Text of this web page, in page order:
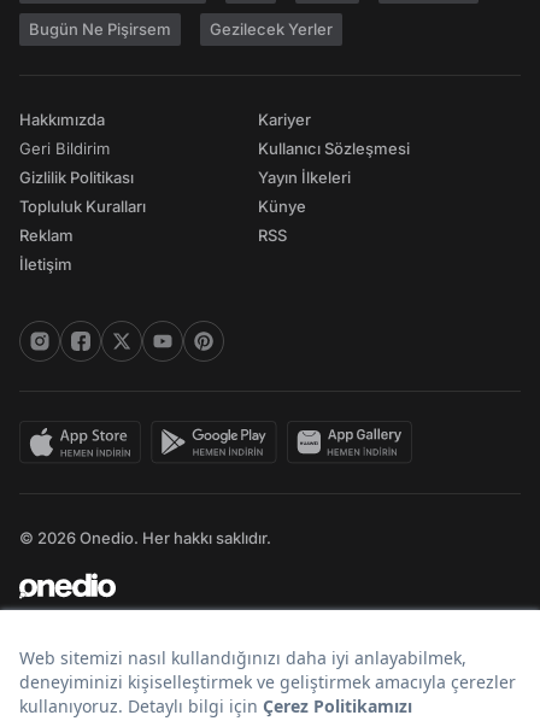
Bugün Ne Pişirsem Gezilecek Yerler
Hakkımızda
Geri Bildirim
Gizlilik Politikası
Topluluk Kuralları
Reklam
İletişim
Kariyer
Kullanıcı Sözleşmesi
Yayın İlkeleri
Künye
RSS
© 2026 Onedio. Her hakkı saklıdır.
Bir markasıdır.